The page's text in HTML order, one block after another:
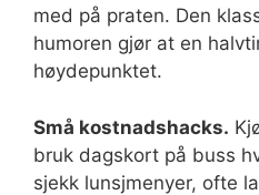
med på praten. Den
humoren gjør at en
høydepunktet.
Små kostnadshacks.
bruk dagskort på buss
sjekk lunsjmenyer, ofte